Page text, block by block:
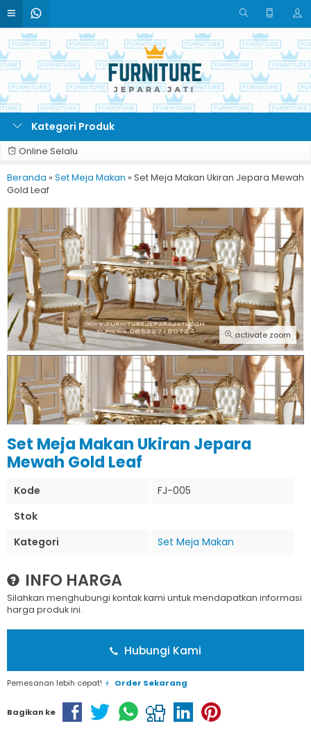
Kategori Produk
Online Selalu
Beranda » Set Meja Makan » Set Meja Makan Ukiran Jepara Mewah
Gold Leaf
activate zoom
Set Meja Makan Ukiran Jepara
Mewah Gold Leaf
Kode
FJ-005
Stok
Kategori
Set Meja Makan
INFO HARGA
Silahkan menghubungi kontak kami untuk mendapatkan informasi
harga produk ini.
Hubungi Kami
Pemesanan lebih cepat! Order Sekarang
Bagikan ke